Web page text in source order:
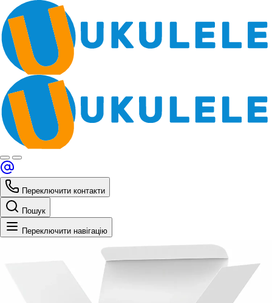
Переключити контакти
Пошук
Переключити навігацію